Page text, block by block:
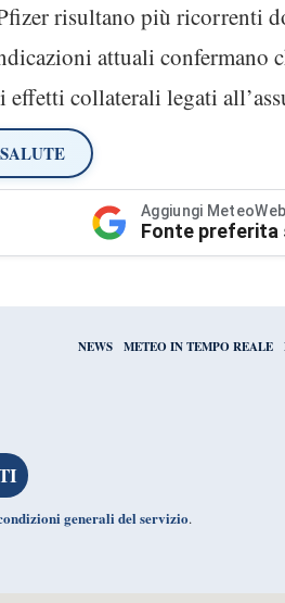
risultano più ricorrenti
attuali confermano
effetti collaterali legati
Aggiungi
Fonte preferita
NEWS METEO IN TEMPO REALE
generali del servizio.